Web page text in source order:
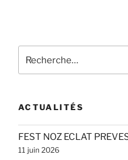
pour
ACTUALITÉS
FEST NOZ ECLAT
11 juin 2026